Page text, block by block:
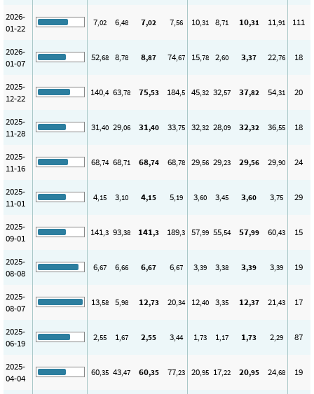
2026-
01-22
7,02 6,48 7,02 7,56 10,31 8,71 10,31 11,91 111
2026-
01-07
52,68 8,78 8,87 74,67 15,78 2,60 3,37 22,76 18
2025-
12-22
140,4 63,78 75,53 184,5 45,32 32,57 37,82 54,31 20
2025-
11-28
31,40 29,06 31,40 33,75 32,32 28,09 32,32 36,55 18
2025-
11-16
68,74 68,71 68,74 68,78 29,56 29,23 29,56 29,90 24
2025-
11-01
4,15 3,10 4,15 5,19 3,60 3,45 3,60 3,75 29
2025-
09-01
141,3 93,38 141,3 189,3 57,99 55,54 57,99 60,43 15
2025-
08-08
6,67 6,66 6,67 6,67 3,39 3,38 3,39 3,39 19
2025-
08-07
13,58 5,98 12,73 20,34 12,40 3,35 12,37 21,43 17
2025-
06-19
2,55 1,67 2,55 3,44 1,73 1,17 1,73 2,29 87
2025-
04-04
60,35 43,47 60,35 77,23 20,95 17,22 20,95 24,68 19